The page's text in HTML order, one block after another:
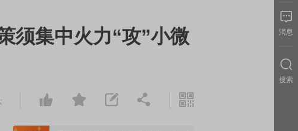
须集中火力“攻”小微
消息
搜索